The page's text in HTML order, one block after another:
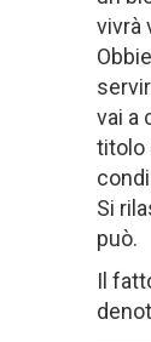
vivrà
vai a
titolo
Si
può.
Il